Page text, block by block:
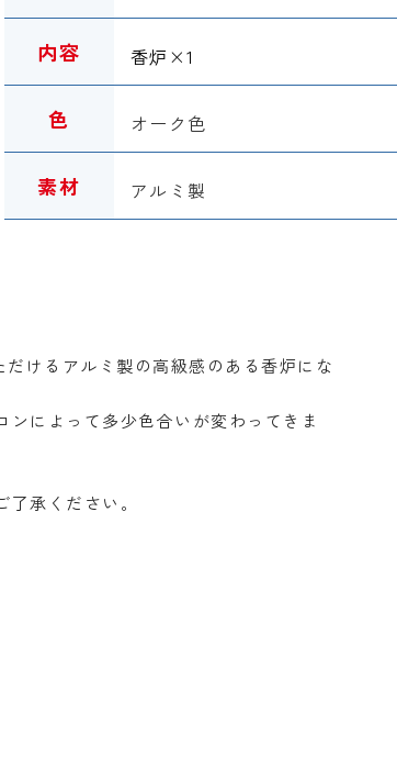
内容 香炉 ×1
色 オーク色
素材 アルミ製
けるアルミ製の高級感のある香炉にな
によって多少色合いが変わってきま
承ください。